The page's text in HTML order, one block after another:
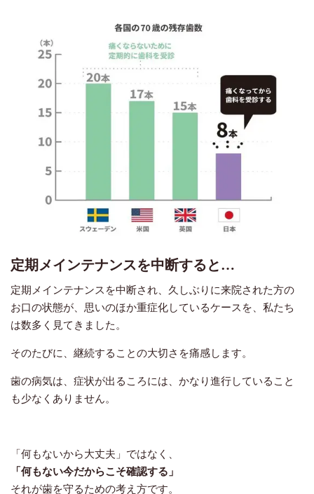
定期メインテナンスを中断すると…
定期メインテナンスを中断され、久しぶりに来院された方の
お口の状態が、思いのほか重症化しているケースを、私たち
は数多く見てきました。
そのたびに、継続することの大切さを痛感します。
歯の病気は、症状が出るころには、かなり進行していること
も少なくありません。
「何もないから大丈夫」ではなく、
「何もない今だからこそ確認する」
それが歯を守るための考え方です。